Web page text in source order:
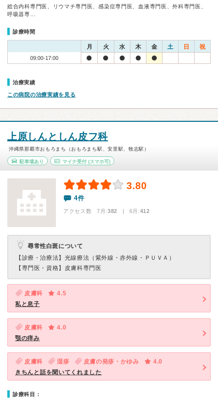
総合内科専門医、リウマチ専門医、感染症専門医、血液専門医、外科専門医、
呼吸器専…
診療時間
月 火 水 木 金 土 日 祝
09:00-17:00
治療実績
この病院の治療実績を見る
上原しんとしん皮フ科
沖縄県那覇市おもろまち（おもろまち駅、安里駅、牧志駅）
駐車場あり マイナ受付(スマホ可)
3.80
4件
アクセス数 7月:382 | 6月:412
尋常性白斑について
【診療・治療法】 光線療法（紫外線・赤外線・ＰＵＶＡ）
【専門医・資格】 皮膚科専門医
皮膚科
4.5
私と息子
皮膚科
4.0
顎の痒み
皮膚科 湿疹 皮膚の発疹・かゆみ
4.0
きちんと話を聞いてくれました
診療科目：